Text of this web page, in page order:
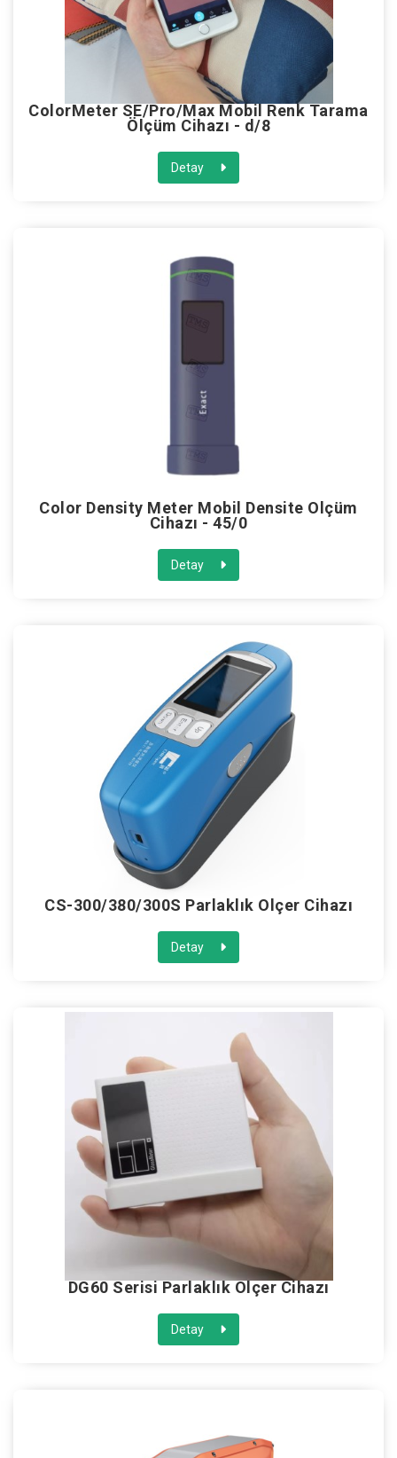
ColorMeter SE/Pro/Max Mobil Renk Tarama
Ölçüm Cihazı - d/8
Detay
Color Density Meter Mobil Densite Ölçüm
Cihazı - 45/0
Detay
CS-300/380/300S Parlaklık Ölçer Cihazı
Detay
DG60 Serisi Parlaklık Ölçer Cihazı
Detay